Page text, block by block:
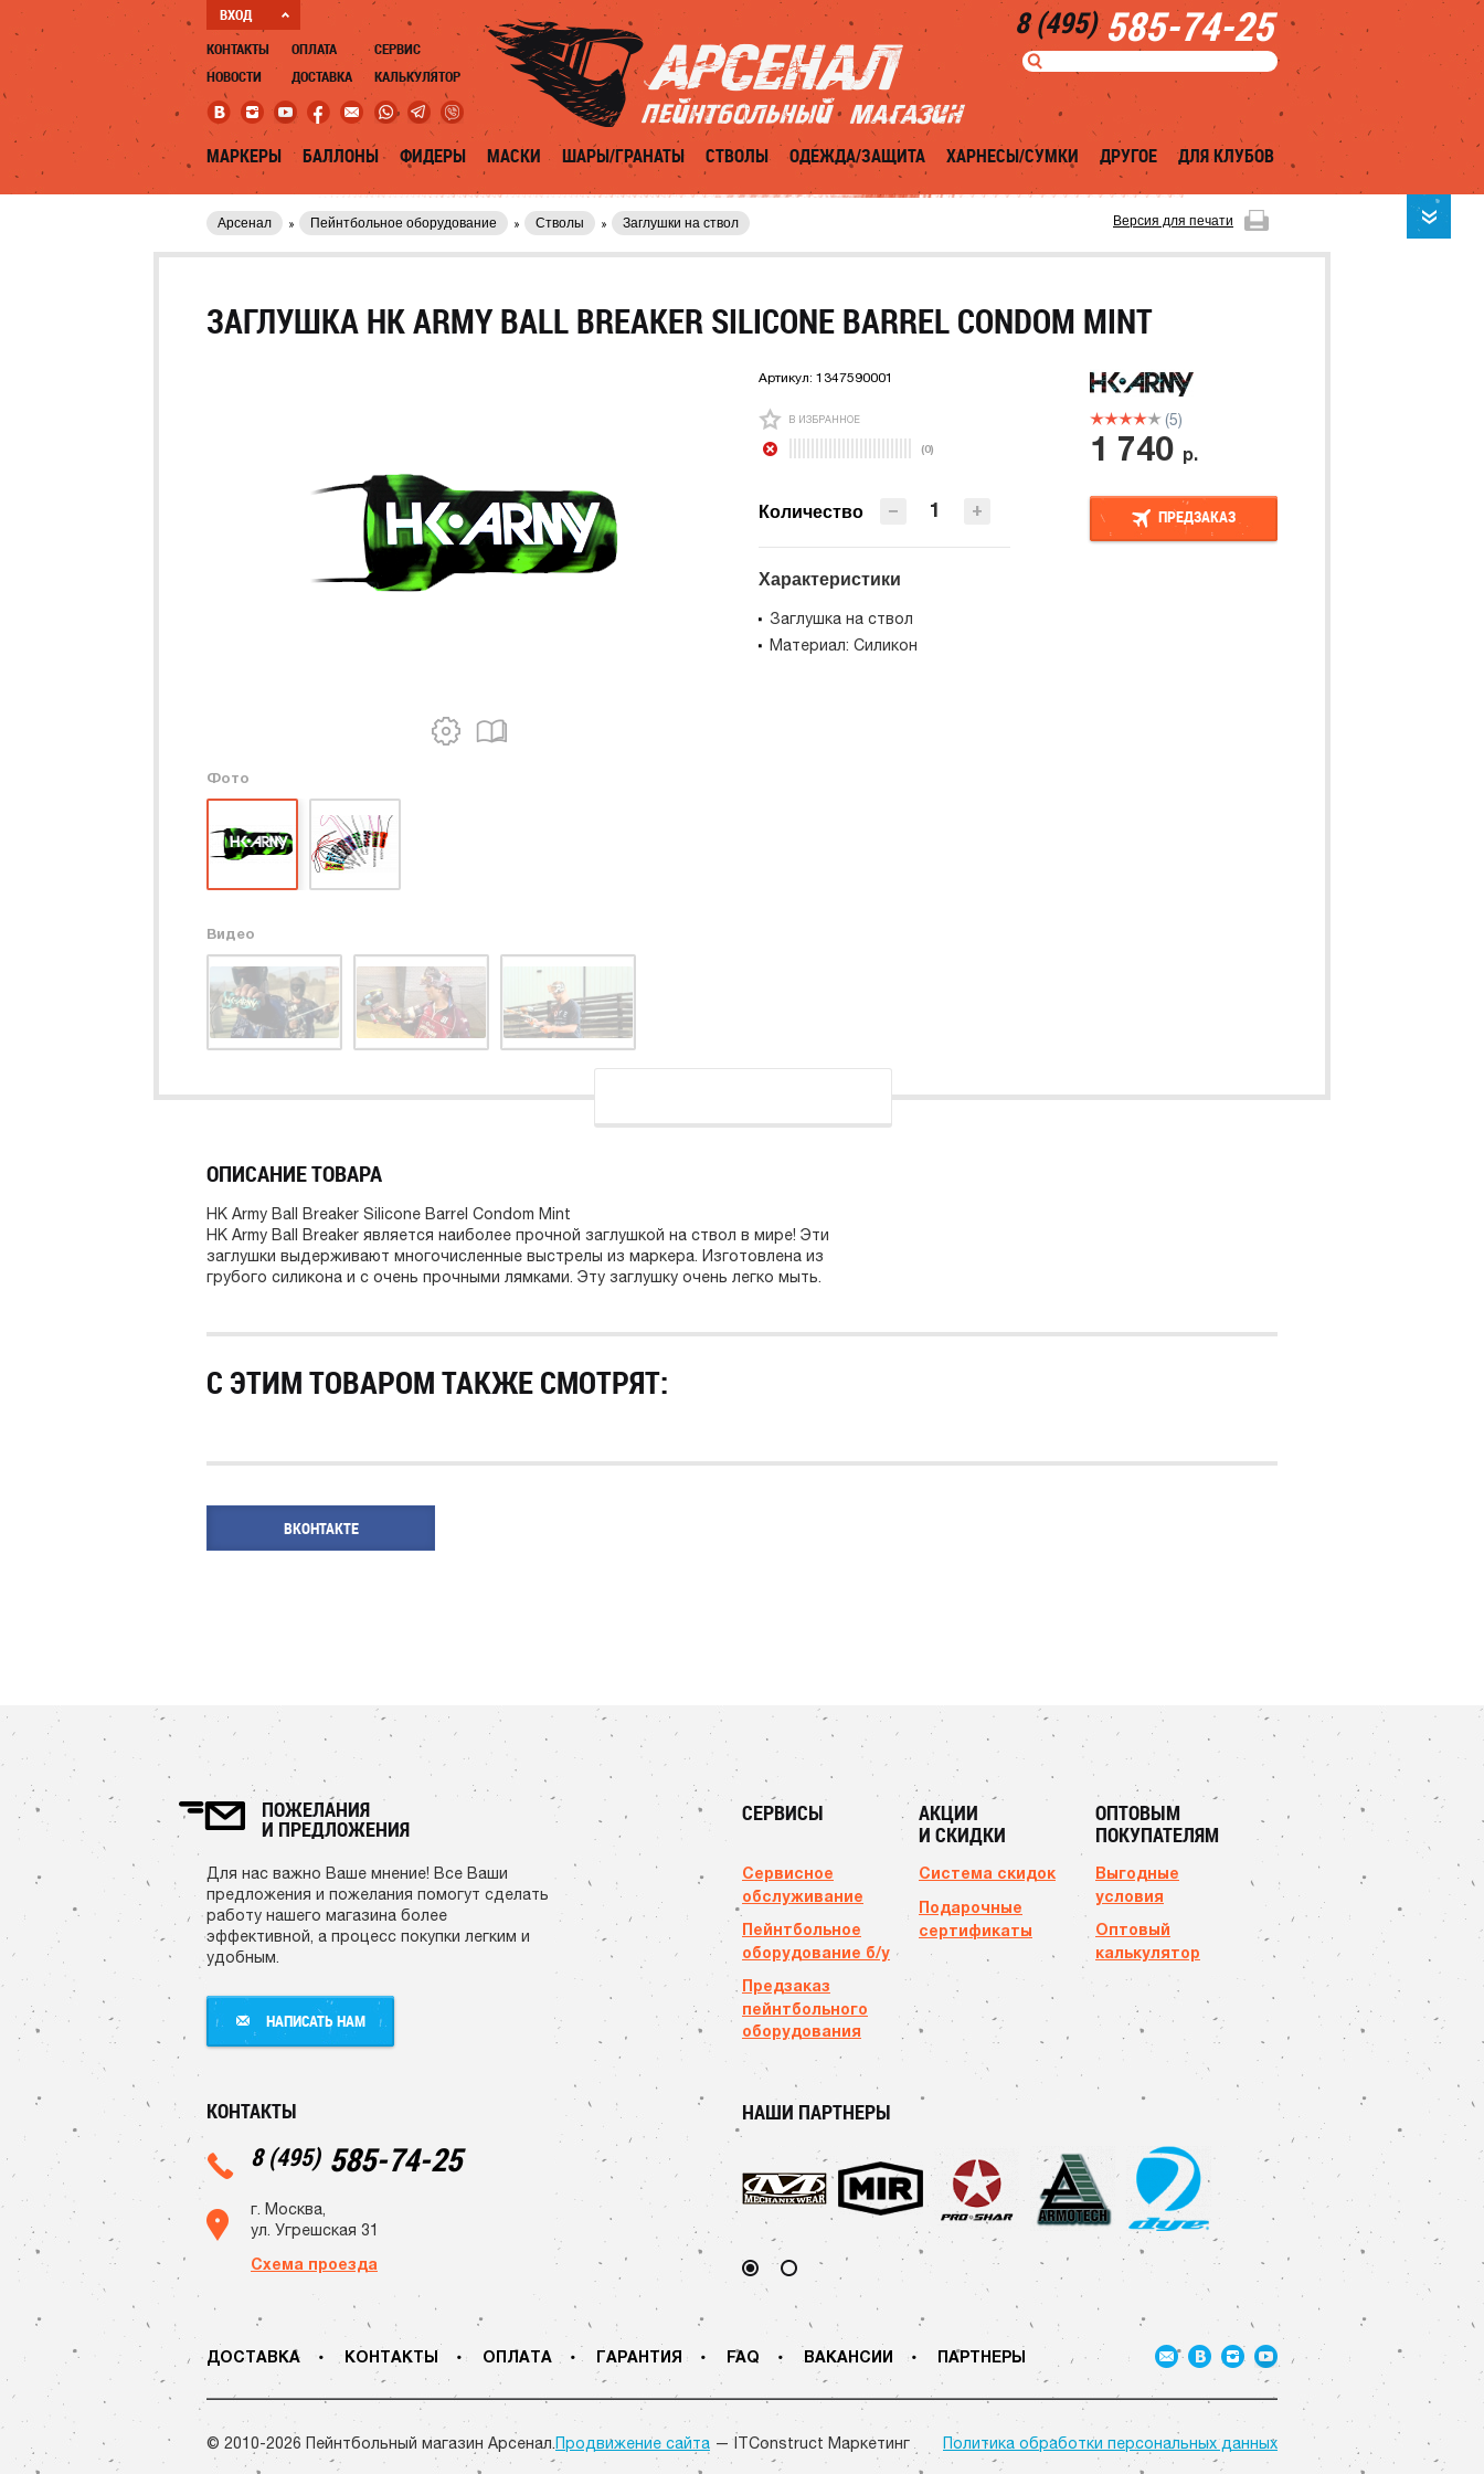
8 (495)585-74-25
ВХОД
КОНТАКТЫ
НОВОСТИ
ОПЛАТА
ДОСТАВКА
СЕРВИС
КАЛЬКУЛЯТОР
МАРКЕРЫ БАЛЛОНЫ ФИДЕРЫ МАСКИ ШАРЫ/ГРАНАТЫ СТВОЛЫ ОДЕЖДА/ЗАЩИТА ХАРНЕСЫ/СУМКИ ДРУГОЕ ДЛЯ КЛУБОВ
Арсенал Пейнтбольное оборудование Стволы Заглушки на ствол Версия для печати
ЗАГЛУШКА HK ARMY BALL BREAKER SILICONE BARREL CONDOM MINT
Фото
Видео
(5)
1 740 р.
ПРЕДЗАКАЗ
Артикул: 1347590001
В ИЗБРАННОЕ
(0)
Количество +
−
Характеристики
Заглушка на ствол
Материал: Силикон
ОПИСАНИЕ ТОВАРА
HK Army Ball Breaker Silicone Barrel Condom Mint
HK Army Ball Breaker является наиболее прочной заглушкой на ствол в мире! Эти
заглушки выдерживают многочисленные выстрелы из маркера. Изготовлена из
грубого силикона и с очень прочными лямками. Эту заглушку очень легко мыть.
С ЭТИМ ТОВАРОМ ТАКЖЕ СМОТРЯТ:
ВКОНТАКТЕ
СЕРВИСЫ
Сервисное
обслуживание
Пейнтбольное
оборудование б/у
Предзаказ
пейнтбольного
оборудования
АКЦИИ
И СКИДКИ
Система скидок
Подарочные
сертификаты
ОПТОВЫМ
ПОКУПАТЕЛЯМ
Выгодные
условия
Оптовый
калькулятор
ПОЖЕЛАНИЯ
И ПРЕДЛОЖЕНИЯ
Для нас важно Ваше мнение! Все Ваши
предложения и пожелания помогут сделать
работу нашего магазина более
эффективной, а процесс покупки легким и
удобным.
НАПИСАТЬ НАМ
НАШИ ПАРТНЕРЫ
КОНТАКТЫ
8 (495) 585-74-25
г. Москва,
ул. Угрешская 31
Схема проезда
ДОСТАВКА КОНТАКТЫ ОПЛАТА ГАРАНТИЯ FAQ ВАКАНСИИ ПАРТНЕРЫ
Политика обработки персональных данных
Продвижение сайта — ITConstruct Маркетинг
© 2010-2026 Пейнтбольный магазин Арсенал.